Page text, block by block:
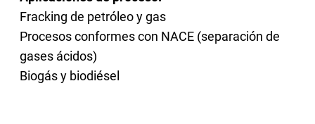
Fracking de petróleo y gas
Procesos conformes con NACE (separación de
gases ácidos)
Biogás y biodiésel